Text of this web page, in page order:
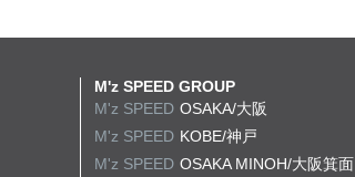
M'z SPEED GROUP
M'z SPEED OSAKA/大阪
M'z SPEED KOBE/神戸
M'z SPEED OSAKA MINOH/大阪箕面